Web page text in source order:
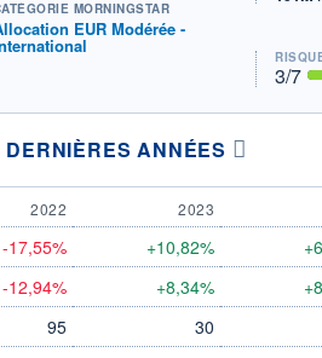
MORNINGSTAR
EUR Modérée -
3/7
ANNÉES
2022 2023
-17,55% +10,82%
-12,94% +8,34%
95 30